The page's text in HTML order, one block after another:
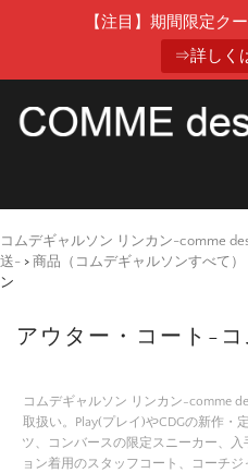
【注目】期間限定ク
⇒詳しく
コムデギャルソン リンカン-comme
送- > 商品（コムデギャルソンすべて）
ン
アウター・コート-
コムデギャルソン リンカン-comme
取扱い。Play(プレイ)やCDGの新作・
ツ、コンバースの限定スニーカー、
ョン着用のスタッフコート、コーチ